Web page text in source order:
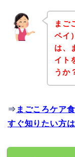
まご
ペイ
は、
イト
うか
⇒ まごころケア
すぐ知りたい方